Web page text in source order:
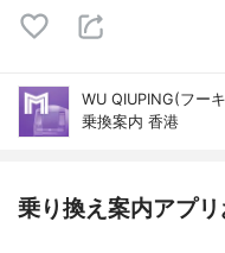
WU QIUPING(フー
乗換案内 香港
乗り換え案内アプ